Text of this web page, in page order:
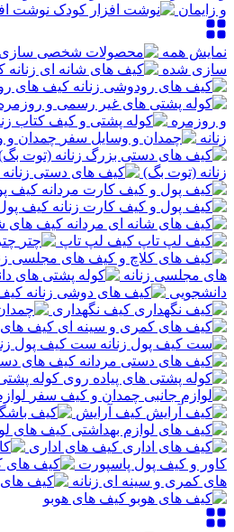
و زایمان
نوشت
نمایش همه
سازی شده
کیف های
و روزمره
زنانه
چمدان و
زنانه (توت بگ)
کیف
کیف
کیف های
کیف لپ تاپ
چتر
های مجلسی زنانه
دانشجویی
کیف نگهداری
کیف
ست کیف پول
کیف های
کوله
کیف آرایش
کیف های
کیف های اداری
کاور و کیف پول پاسپورت
های کمری و سینه ای زنانه
کیف های هوبو